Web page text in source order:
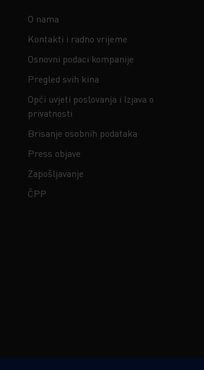
O nama
Kontakti i radno vrijeme
Osnovni podaci kompanije
Pregled svih kina
Opći uvjeti poslovanja i Izjava o
privatnosti
Brisanje osobnih podataka
Press objave
Zapošljavanje
ČPP